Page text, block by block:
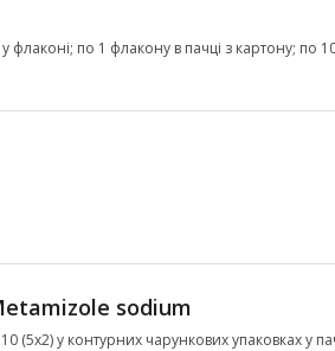
по 1 флакону в пачці з картону; по
sodium
у контурних чарункових упаковках у